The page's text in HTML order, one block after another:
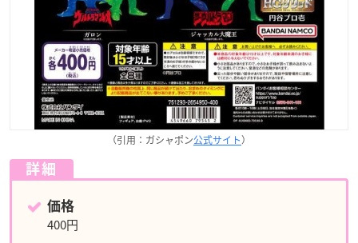
（引用：ガシャポン公式サイト）
詳細
価格
400円